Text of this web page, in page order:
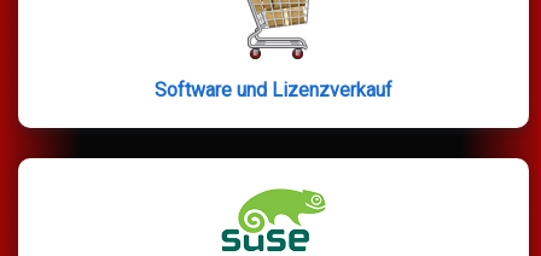
Software und Lizenzverkauf